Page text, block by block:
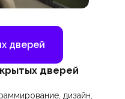
дверей
дверей
дизайн,